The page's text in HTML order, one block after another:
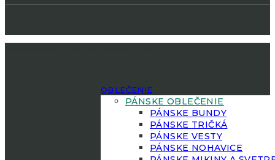
OBLEČENIE
PÁNSKE OBLEČENIE
PÁNSKE BUNDY
PÁNSKE TRIČKÁ
PÁNSKE VESTY
PÁNSKE NOHAVICE